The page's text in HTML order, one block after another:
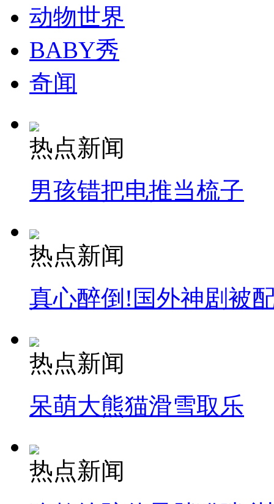
消防员救轻生者 花炮节热闹非凡
司机酒驾遇交警 急速倒车逃窜
动物世界
BABY秀
奇闻
热点新闻
男孩错把电推当梳子
热点新闻
真心醉倒!国外神剧被
热点新闻
呆萌大熊猫滑雪取乐
热点新闻